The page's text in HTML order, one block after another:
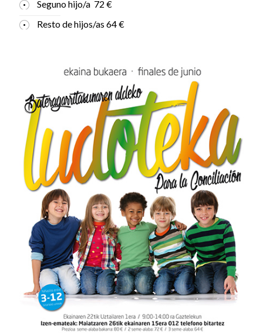
Seguno hijo/a 72 €
Resto de hijos/as 64 €